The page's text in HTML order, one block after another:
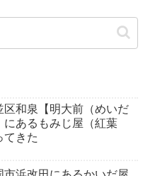
区和泉【明大前（めいだ
にあるもみじ屋（紅葉
てきた